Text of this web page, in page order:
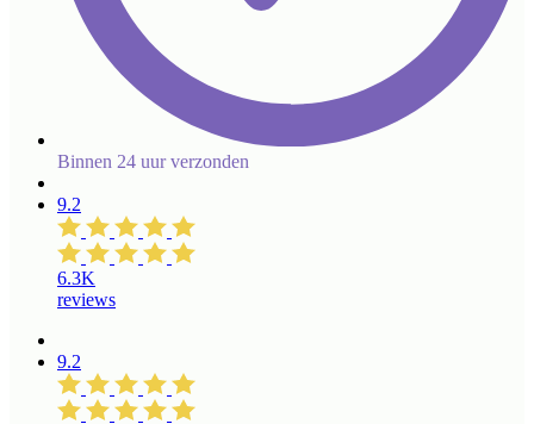
Binnen 24 uur verzonden
9.2
6.3K
reviews
9.2